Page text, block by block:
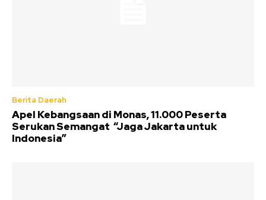
Berita Daerah
Apel Kebangsaan di Monas, 11.000 Peserta
Serukan Semangat “Jaga Jakarta untuk
Indonesia”